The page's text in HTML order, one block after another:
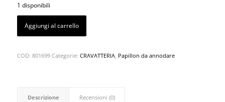
1 disponibili
Aggiungi al carrello
COD: 801699 Categorie: CRAVATTERIA, Papillon da annodare
Descrizione Recensioni (0)